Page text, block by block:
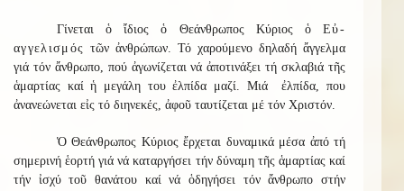
Γίνεται ὁ ἴδιος ὁ Θεάνθρωπος Κύριος ὁ Εὐ-
αγγελισμός τῶν ἀνθρώπων. Τό χαρούμενο δηλαδή ἄγγελμα
γιά τόν ἄνθρωπο, πού ἀγωνίζεται νά ἀποτινάξει τή σκλαβιά τῆς
ἁμαρτίας καί ἡ μεγάλη του ἐλπίδα μαζί. Μιά ἐλπίδα, που
ἀνανεώνεται εἰς τό διηνεκές, ἀφοῦ ταυτίζεται μέ τόν Χριστόν.
Ὁ Θεάνθρωπος Κύριος ἔρχεται δυναμικά μέσα ἀπό τή
σημερινή ἑορτή γιά νά καταργήσει τήν δύναμη τῆς ἁμαρτίας καί
τήν ἰσχύ τοῦ θανάτου καί νά ὁδηγήσει τόν ἄνθρωπο στήν